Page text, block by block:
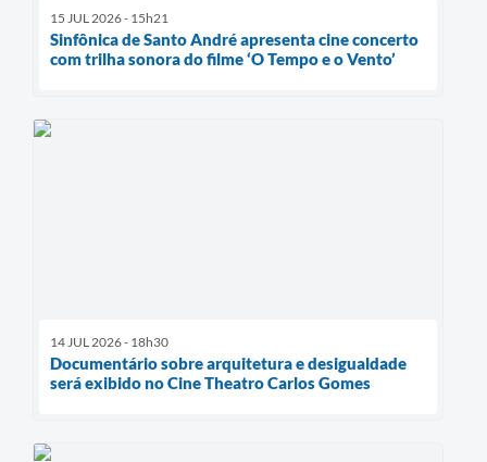
15 JUL 2026 - 15h21
Sinfônica de Santo André apresenta cine concerto
com trilha sonora do filme ‘O Tempo e o Vento’
14 JUL 2026 - 18h30
Documentário sobre arquitetura e desigualdade
será exibido no Cine Theatro Carlos Gomes